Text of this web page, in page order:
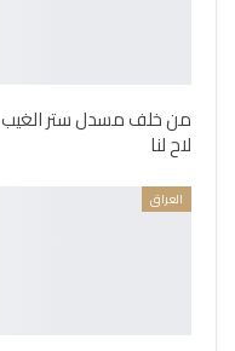
من خلف مسدل ستر الغيب
لاح لنا
العراق